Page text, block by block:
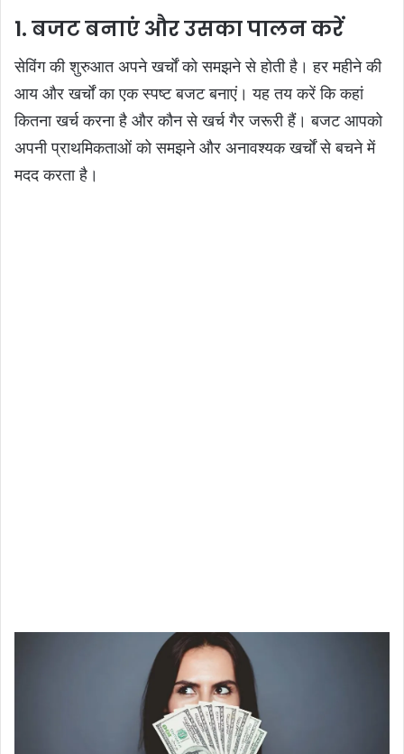
1. बजट बनाएं और उसका पालन करें
सेविंग की शुरुआत अपने खर्चों को समझने से होती है। हर महीने की
आय और खर्चों का एक स्पष्ट बजट बनाएं। यह तय करें कि कहां
कितना खर्च करना है और कौन से खर्च गैर जरूरी हैं। बजट आपको
अपनी प्राथमिकताओं को समझने और अनावश्यक खर्चों से बचने में
मदद करता है।